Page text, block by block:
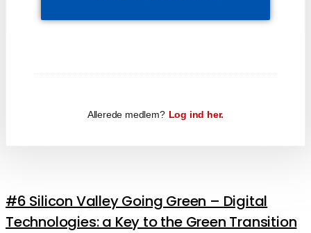
Allerede medlem? Log ind her.
#6 Silicon Valley Going Green – Digital
Technologies: a Key to the Green Transition